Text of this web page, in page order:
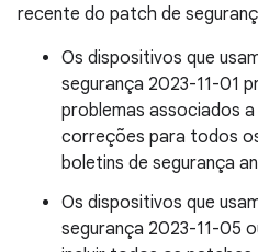
recente do patch de
Os dispositivos que
segurança 2023-11-01
problemas associados a
correções para todos
boletins de segurança
Os dispositivos que
segurança 2023-11-05